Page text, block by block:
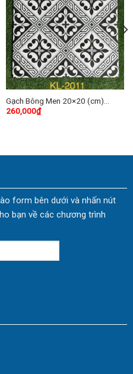
Gạch Bông Men 20×20 (cm)
TDKL-2011
260,000₫
form bên dưới và nhấn nút
bạn về các chương trình